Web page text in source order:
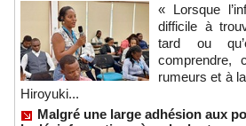
« Lorsque
difficile à
tard ou
comprendre,
rumeurs et à
Hiroyuki...
Malgré une large adhésion aux